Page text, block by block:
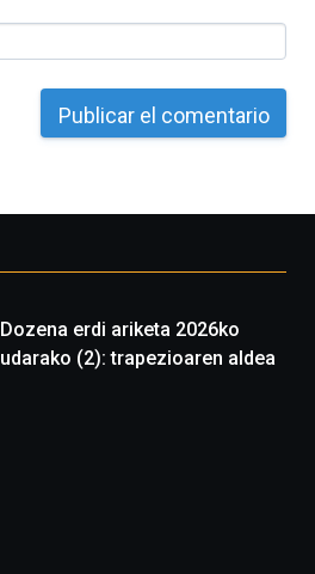
Dozena erdi ariketa 2026ko
udarako (2): trapezioaren aldea